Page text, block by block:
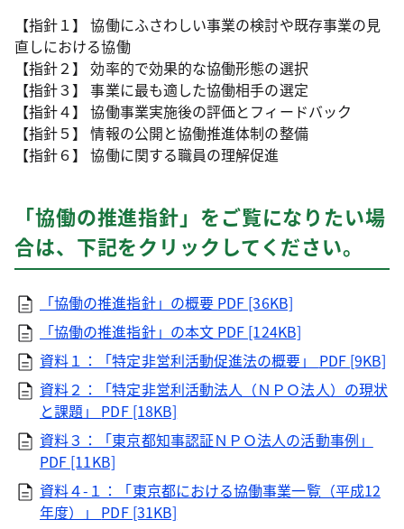
【指針１】 協働にふさわしい事業の検討や既存事業の見
直しにおける協働
【指針２】 効率的で効果的な協働形態の選択
【指針３】 事業に最も適した協働相手の選定
【指針４】 協働事業実施後の評価とフィードバック
【指針５】 情報の公開と協働推進体制の整備
【指針６】 協働に関する職員の理解促進
「協働の推進指針」をご覧になりたい場
合は、下記をクリックしてください。
「協働の推進指針」の概要 PDF [36KB]
「協働の推進指針」の本文 PDF [124KB]
資料１：「特定非営利活動促進法の概要」 PDF [9KB]
資料２：「特定非営利活動法人（ＮＰＯ法人）の現状
と課題」 PDF [18KB]
資料３：「東京都知事認証ＮＰＯ法人の活動事例」
PDF [11KB]
資料４-１：「東京都における協働事業一覧（平成12
年度）」 PDF [31KB]